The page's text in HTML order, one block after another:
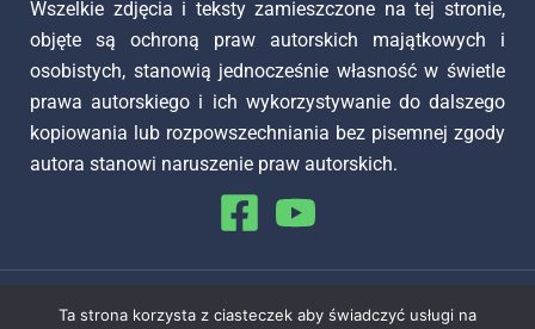
Wszelkie zdjęcia i teksty zamieszczone na tej stronie,
objęte są ochroną praw autorskich majątkowych i
osobistych, stanowią jednocześnie własność w świetle
prawa autorskiego i ich wykorzystywanie do dalszego
kopiowania lub rozpowszechniania bez pisemnej zgody
autora stanowi naruszenie praw autorskich.
Copyright © 2026 Dom Styl Nieruchomości
Ta strona korzysta z ciasteczek aby świadczyć usługi na